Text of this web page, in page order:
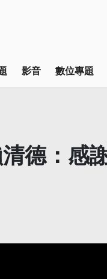
影音 數位專題
德：感